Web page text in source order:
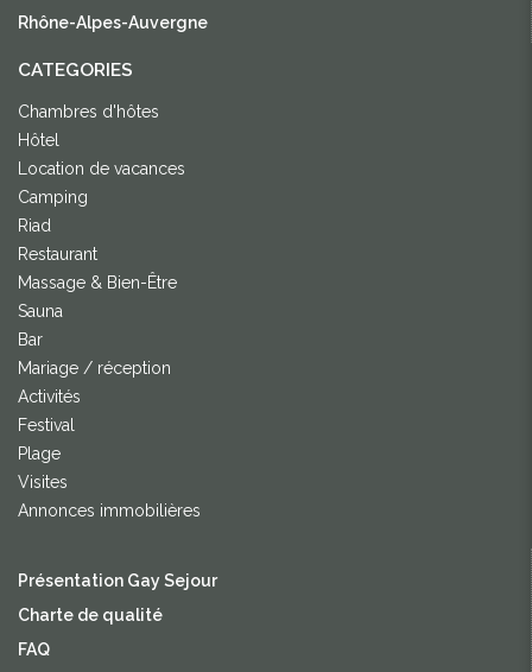
Rhône-Alpes-Auvergne
CATEGORIES
Chambres d'hôtes
Hôtel
Location de vacances
Camping
Riad
Restaurant
Massage & Bien-Être
Sauna
Bar
Mariage / réception
Activités
Festival
Plage
Visites
Annonces immobilières
Présentation Gay Sejour
Charte de qualité
FAQ